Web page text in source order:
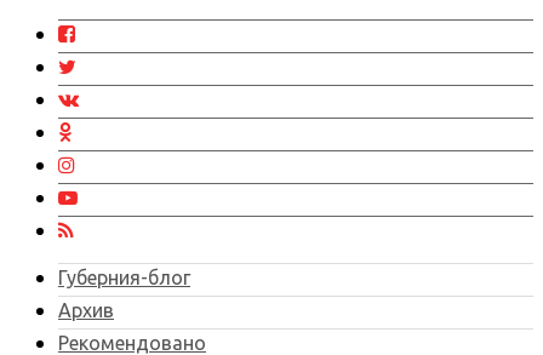
Губерния-блог
Архив
Рекомендовано